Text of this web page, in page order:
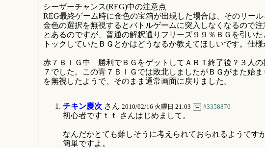
シーザーチャンス(REG)中の注意点
REG最終ゲーム時に金色の宝箱が出現した場合は、そのリール
金色の選択を無視するとバトルゲームに突入しなくなるので注
とあるのですが、普通の解釈通りフリーズ９９％ＢＧを引い
トックしていたＢＧとかはどうなるか教えてほしいです。仕
赤７ＢＩＧ中 勝利でＢＧをゲットしてＡＲＴ終了後？３人
７でした。この青７ＢＩＧでは敗北しましたがＢＧがまた始
を無視したようで、そのまま通常画面に戻りました。
チキン慶次 さん 2010/02/16 火曜日 21:03 #3358870
初心者ですｔｔ さんはじめまして。
なんだかとても難しそうに考えられておられるようです
簡単ですよ。